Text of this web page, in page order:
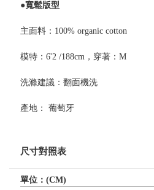
●寬鬆版型
主面料：100% organic cotton
模特：6'2 /188cm，穿著：M
洗滌建議：翻面機洗
產地： 葡萄牙
尺寸對照表
單位：(CM)